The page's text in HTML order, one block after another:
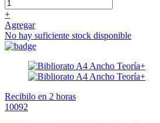
+
Agregar
No hay suficiente stock disponible
Recibilo en 2 horas
10092